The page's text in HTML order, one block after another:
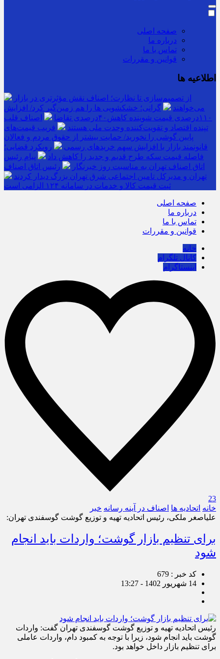
صفحه اصلی
درباره ما
تماس با ما
قوانین و مقررات
اطلاعیه ها
از تصمیم‌سازی تا نظارت؛ اصناف نقش مؤثرتری در بازار
می‌خواهند
گرانی؛ خشکشویی‌ ها را هم زمین‌گیر کرد/ افزایش
۱۱۰درصدی قیمت شوینده کاهش۴۰درصدی تقاضا
اصناف قلب
تپنده اقتصاد و تقویت‌کننده وحدت ملی هستند
فریب قیمت‌های
پایین گوشی را نخورید/ حمایت بیشتر از حقوق مردم و فعالان
قانونمند بازار با افزایش سهم خریدهای رسمی
رویکرد قضایی؛
فاصله قیمت سکه طرح قدیم و جدید را کاهش داد
پیام رئیس
اتاق اصناف تهران به مناسبت روز خبرنگار
رئیس اتاق اصناف
تهران و مدیرکل تامین اجتماعی شرق تهران بزرگ دیدار کردند
ثبت قیمت کالا و خدمات در سامانه ۱۲۴ الزامی است
صفحه اصلی
درباره ما
تماس با ما
قوانین و مقررات
خانه
کانال تلگرام
اینستاگرام
23
خانه اتحادیه ها اصناف در آینه رسانه خبر
علی‎اصغر ملکی، رئیس اتحادیه تهیه و توزیع گوشت گوسفندی تهران:
برای تنظیم بازار گوشت؛ واردات باید انجام
شود
کد خبر : 679
14 شهریور 1402 - 13:27
رئیس اتحادیه تهیه و توزیع گوشت گوسفندی تهران گفت: واردات
گوشت باید انجام شود، زیرا با توجه به کمبود دام، واردات عاملی
برای تنظیم بازار داخل خواهد بود.